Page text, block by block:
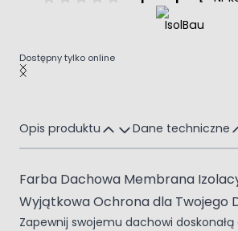
Dostępny tylko online
Main image
Click to view image in fullscreen
Opis produktu Dane techniczne
Farba Dachowa Membrana
Wyjątkowa Ochrona dla Twojego
Zapewnij swojemu dachowi